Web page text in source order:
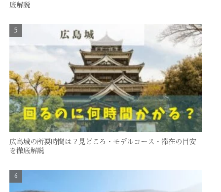
底解説
広島城の所要時間は？見どころ・モデルコース・滞在の目安
を徹底解説